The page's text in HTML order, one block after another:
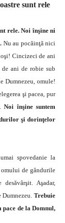
sunt rele
rele. Noi înşine ni
Nu au pocăinţă nici
Cincizeci de ani
ani de robie sub
Dumnezeu, omule!
şi pacea, pur
Noi înşine suntem
şi dorinţelor
spovedanie la
de gândurile
Aşadar,
Dumnezeu. Trebuie
pace de la Domnul,